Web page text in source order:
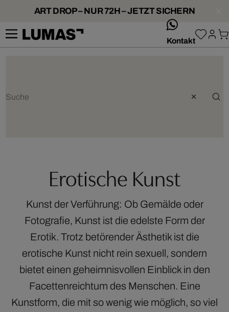
ART DROP – NUR 72H – JETZT SICHERN
Kontakt
Erotische Kunst
Kunst der Verführung: Ob Gemälde oder
Fotografie, Kunst ist die edelste Form der
Erotik. Trotz betörender Ästhetik ist die
erotische Kunst nicht rein sexuell, sondern
bietet einen geheimnisvollen Einblick in den
Facettenreichtum des Menschen. Eine
Kunstform, die mit so wenig wie möglich, so viel